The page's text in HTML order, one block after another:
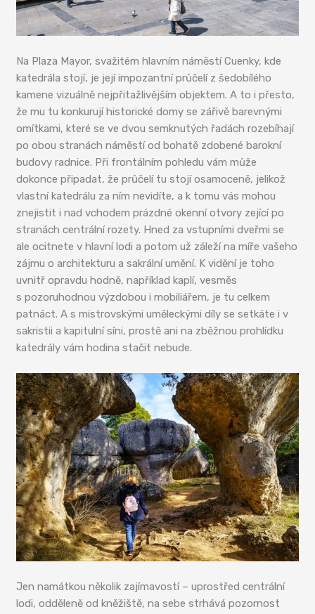
Na Plaza Mayor, svažitém hlavním náměstí Cuenky, kde
katedrála stojí, je její impozantní průčelí z šedobílého
kamene vizuálně nejpřitažlivějším objektem. A to i přesto,
že mu tu konkurují historické domy se zářivě barevnými
omítkami, které se ve dvou semknutých řadách rozebíhají
po obou stranách náměstí od bohatě zdobené barokní
budovy radnice. Při frontálním pohledu vám může
dokonce připadat, že průčelí tu stojí osamoceně, jelikož
vlastní katedrálu za ním nevidíte, a k tomu vás mohou
znejistit i nad vchodem prázdné okenní otvory zející po
stranách centrální rozety. Hned za vstupními dveřmi se
ale ocitnete v hlavní lodi a potom už záleží na míře vašeho
zájmu o architekturu a sakrální umění. K vidění je toho
uvnitř opravdu hodně, například kaplí, vesměs
s pozoruhodnou výzdobou i mobiliářem, je tu celkem
patnáct. A s mistrovskými uměleckými díly se setkáte i v
sakristii a kapitulní síni, prostě ani na zběžnou prohlídku
katedrály vám hodina stačit nebude.
Jen namátkou několik zajímavostí – uprostřed centrální
lodi, odděleně od kněžiště, na sebe strhává pozornost